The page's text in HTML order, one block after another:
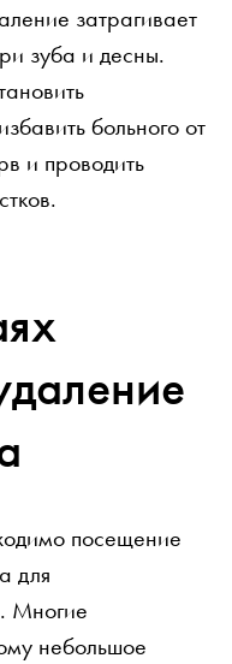
затрагивает
зуба и десны.
больного от
и проводить
посещение
для
Многие
небольшое